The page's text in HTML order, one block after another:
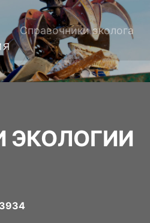
Справочники эколога
ЭКОЛОГИИ